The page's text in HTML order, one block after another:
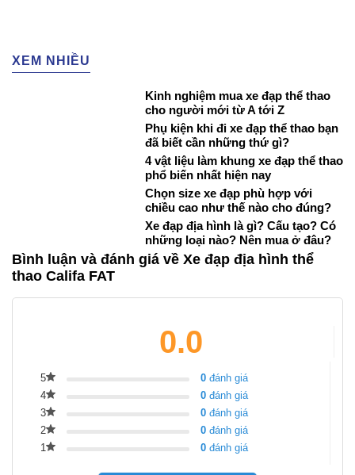
XEM NHIỀU
Kinh nghiệm mua xe đạp thể thao
cho người mới từ A tới Z
Phụ kiện khi đi xe đạp thể thao bạn
đã biết cần những thứ gì?
4 vật liệu làm khung xe đạp thể thao
phổ biến nhất hiện nay
Chọn size xe đạp phù hợp với
chiều cao như thế nào cho đúng?
Xe đạp địa hình là gì? Cấu tạo? Có
những loại nào? Nên mua ở đâu?
Bình luận và đánh giá về Xe đạp địa hình thể
thao Califa FAT
0.0
5 0 đánh giá
4
0 đánh giá
3
0 đánh giá
2
0 đánh giá
1
0 đánh giá